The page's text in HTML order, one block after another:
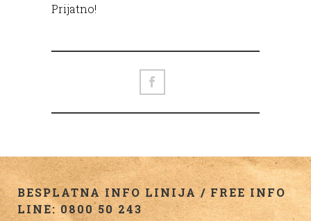
Prijatno!
BESPLATNA INFO LINIJA / FREE INFO
LINE: 0800 50 243